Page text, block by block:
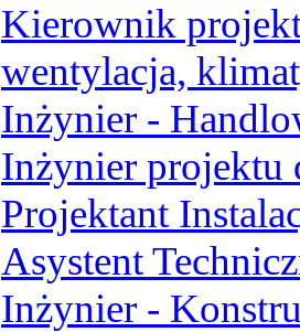
Kierownik
wentylacja,
Inżynier -
Inżynier projektu
Projektant
Asystent
Inżynier -